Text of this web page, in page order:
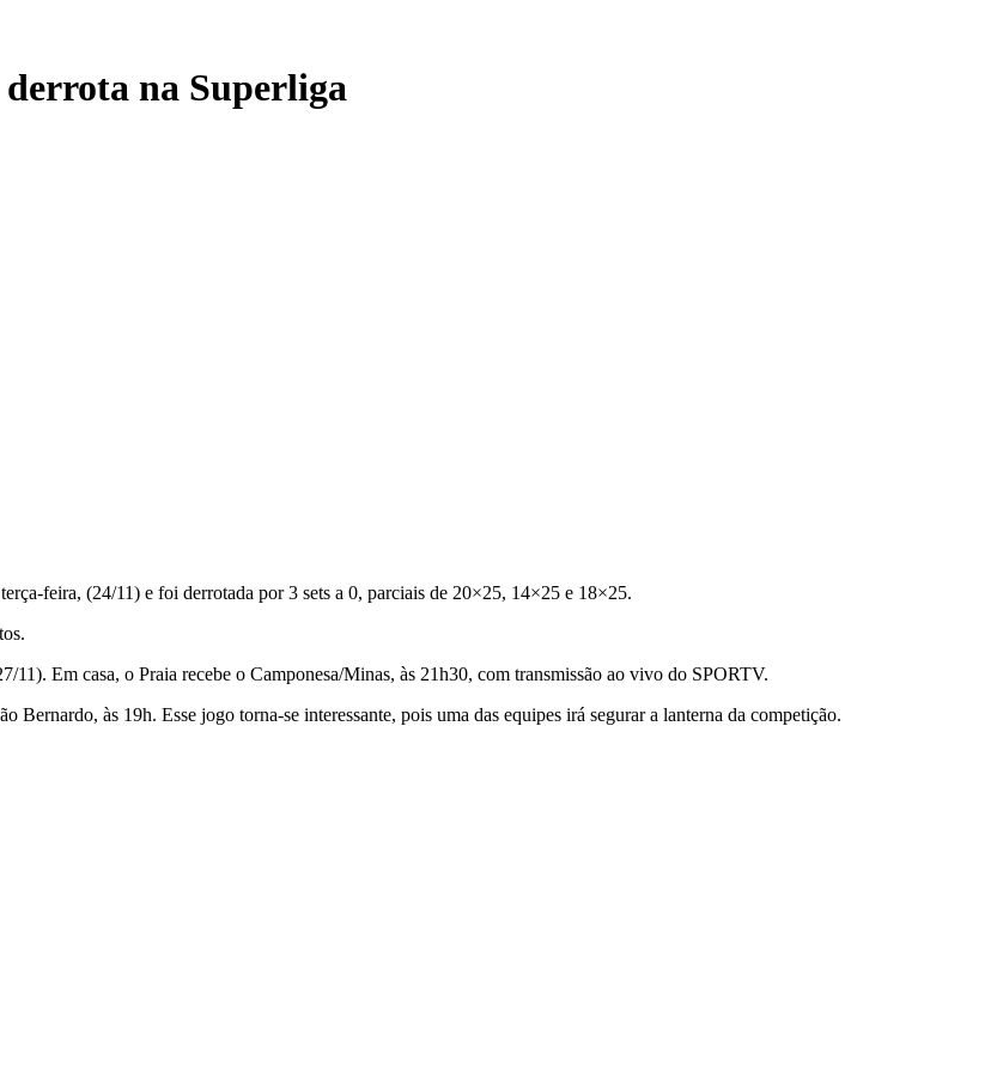
na Superliga
feira, (24/11) e foi derrotada por 3 sets a 0, parciais de 20×25, 14×25 e 18×25.
Em casa, o Praia recebe o Camponesa/Minas, às 21h30, com transmissão ao vivo do SPORTV.
às 19h. Esse jogo torna-se interessante, pois uma das equipes irá segurar a lanterna da competição.